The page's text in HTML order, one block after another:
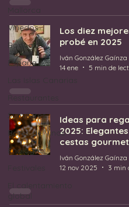
Viñedos
Bodegas
España
Restaurantes
Sumilleres
Bares de Vinos
Enólogos
global
Los diez
probé en 2025
Iván González Gaínza
14 ene
5 min de
Ideas para
2025:
cestas gourmet
Iván González Gaínza
12 nov 2025
3 min